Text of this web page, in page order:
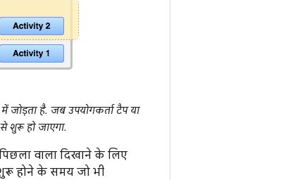
जोड़ता है. जब उपयोगकर्ता टैप या
शुरू हो जाएगा.
वाला दिखाने के लिए
होने के समय जो भी